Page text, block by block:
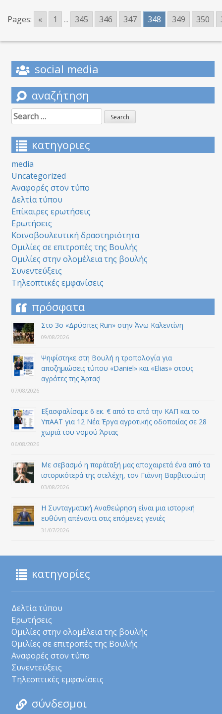
Pages: « 1 ... 345 346 347 348 349 350
social media
αναζήτηση
Search
for:
κατηγοριες
media
Uncategorized
Αναφορές στον τύπο
Δελτία τύπου
Επίκαιρες ερωτήσεις
Ερωτήσεις
Κοινοβουλευτική δραστηριότητα
Ομιλίες σε επιτροπές της Βουλής
Ομιλίες στην ολομέλεια της βουλής
Συνεντεύξεις
Τηλεοπτικές εμφανίσεις
πρόσφατα
Στο 3ο «Δρύοπες Run» στην Άνω Καλεντίνη
09/08/2026
Ψηφίστηκε στη Βουλή η τροπολογία για
αποζημιώσεις τύπου «Daniel» και «Elias» στους
αγρότες της Άρτας!
07/08/2026
Εξασφαλίσαμε 6 εκ. € από το από την ΚΑΠ και το
ΥπΑΑΤ για 12 Nέα Έργα αγροτικής οδοποιίας σε 28
χωριά του νομού Άρτας
06/08/2026
Με σεβασμό η παράταξή μας αποχαιρετά ένα από τα
ιστορικότερά της στελέχη, τον Γιάννη Βαρβιτσιώτη
03/08/2026
Η Συνταγματική Αναθεώρηση είναι μια ιστορική
ευθύνη απέναντι στις επόμενες γενιές
31/07/2026
κατηγορίες
Δελτία τύπου
Ερωτήσεις
Ομιλίες στην ολομέλεια της βουλής
Ομιλίες σε επιτροπές της Βουλής
Αναφορές στον τύπο
Συνεντεύξεις
Τηλεοπτικές εμφανίσεις
σύνδεσμοι